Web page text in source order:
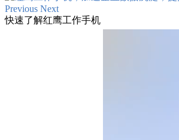
Previous Next
快速了解红鹰工作手机